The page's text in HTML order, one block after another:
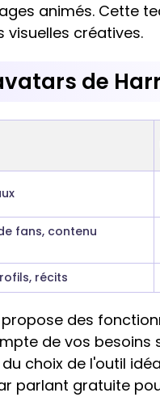
animés. Cette
créatives.
de
fans, contenu
récits
des
de vos besoins
choix de l'outil
parlant gratuite